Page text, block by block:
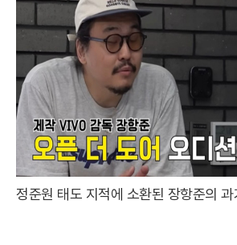
정준원 태도 지적에 소환된 장항준의 과